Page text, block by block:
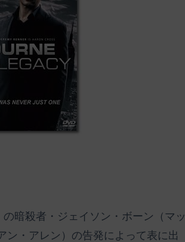
暗殺者・ジェイソン・ボーン（マッ
ン・アレン）の告発によって表に出